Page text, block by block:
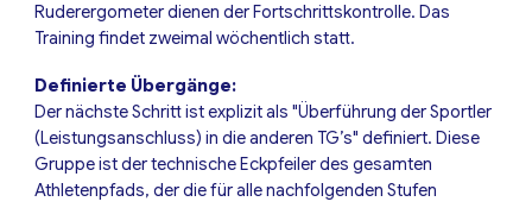
Ruderergometer dienen der Fortschrittskontrolle. Das
Training findet zweimal wöchentlich statt.
Definierte Übergänge:
Der nächste Schritt ist explizit als "Überführung der Sportler
(Leistungsanschluss) in die anderen TG’s" definiert. Diese
Gruppe ist der technische Eckpfeiler des gesamten
Athletenpfads, der die für alle nachfolgenden Stufen